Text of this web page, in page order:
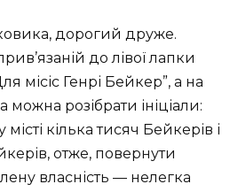
дорогий друже.
до лівої лапки
місіс Генрі Бейкер”, а на
можна розібрати ініціали:
кілька тисяч Бейкерів і
отже, повернути
власність — нелегка